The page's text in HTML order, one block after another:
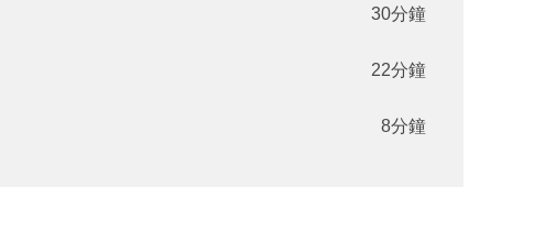
30分鐘
22分鐘
8分鐘